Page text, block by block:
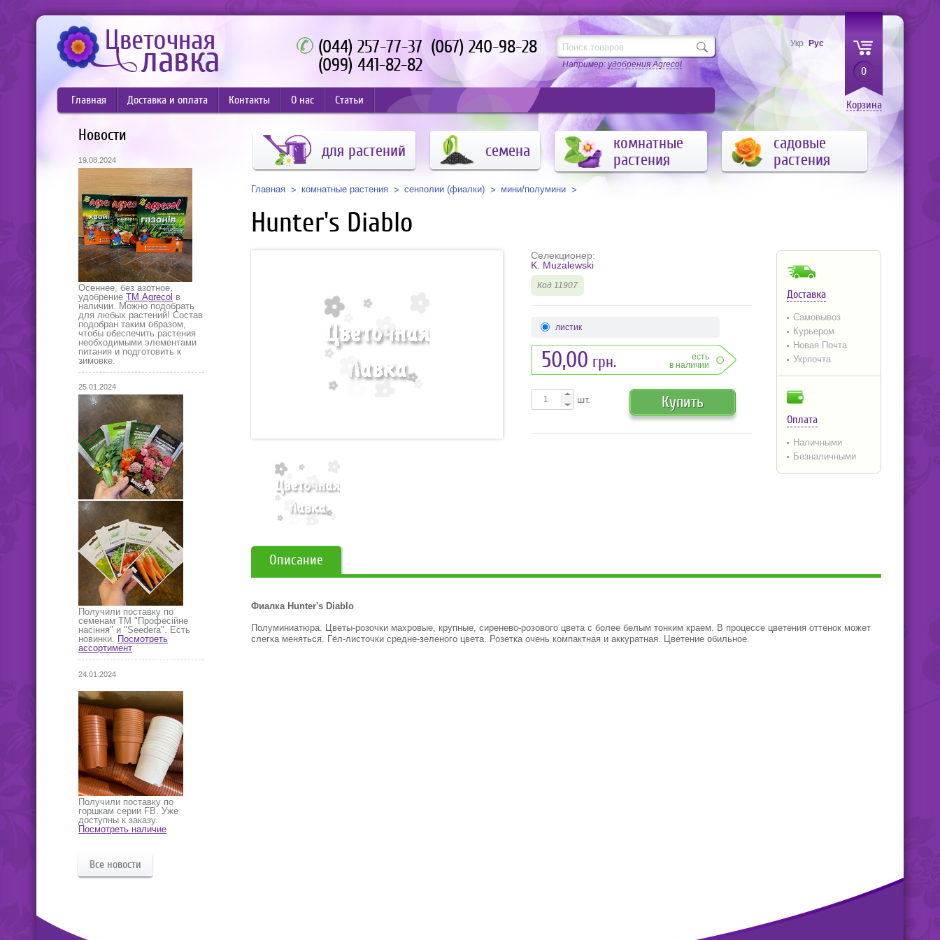
(044) 257-77-37 (067) 240-98-28
(099) 441-82-82
Например:удобрения Agrecol
0
Корзина
Укр Рус
Главная Доставка и оплата Контакты О нас Статьи
Новости
19.08.2024
Осеннее, без азотное,
удобрение ТМ Agrecol в
наличии. Можно подобрать
для любых растений! Состав
подобран таким образом,
чтобы обеспечить растения
необходимыми элементами
питания и подготовить к
зимовке.
25.01.2024
Получили поставку по
семенам ТМ "Професійне
насіння" и "Seedera". Есть
новинки. Посмотреть
ассортимент
24.01.2024
Получили поставку по
горшкам серии FB. Уже
доступны к заказу.
Посмотреть наличие
Все новости
для растений семена
комнатные
растения
садовые
растения
Главная комнатные растения сенполии (фиалки) мини/полумини
Hunter's Diablo
Доставка
Самовывоз
Курьером
Новая Почта
Укрпочта
Оплата
Наличными
Безналичными
Селекционер:
K. Muzalewski
Код 11907
листик
50,00 грн.
есть
в наличии
шт. Купить
Описание
Фиалка Hunter's Diablo
Полуминиатюра. Цветы-розочки махровые, крупные, сиренево-розового цвета с более белым тонким краем. В процессе цветения оттенок может
слегка меняться. Гёл-листочки средне-зеленого цвета. Розетка очень компактная и аккуратная. Цветение обильное.